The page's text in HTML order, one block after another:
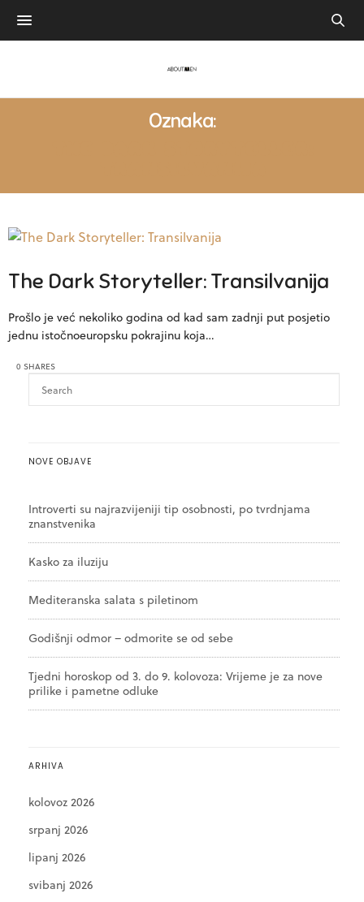
Oznaka:
The Dark Storyteller: Transilvanija
Prošlo je već nekoliko godina od kad sam zadnji put posjetio
jednu istočnoeuropsku pokrajinu koja…
0 SHARES
NOVE OBJAVE
Introverti su najrazvijeniji tip osobnosti, po tvrdnjama
znanstvenika
Kasko za iluziju
Mediteranska salata s piletinom
Godišnji odmor – odmorite se od sebe
Tjedni horoskop od 3. do 9. kolovoza: Vrijeme je za nove
prilike i pametne odluke
ARHIVA
kolovoz 2026
srpanj 2026
lipanj 2026
svibanj 2026